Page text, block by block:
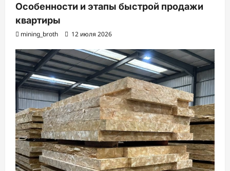
Особенности и этапы быстрой продажи
квартиры
mining_broth 12 июля 2026